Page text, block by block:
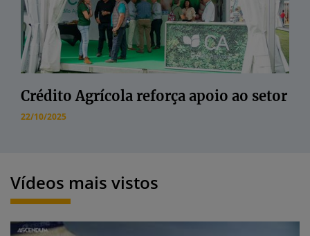
Crédito Agrícola reforça apoio ao setor
22/10/2025
Vídeos mais vistos